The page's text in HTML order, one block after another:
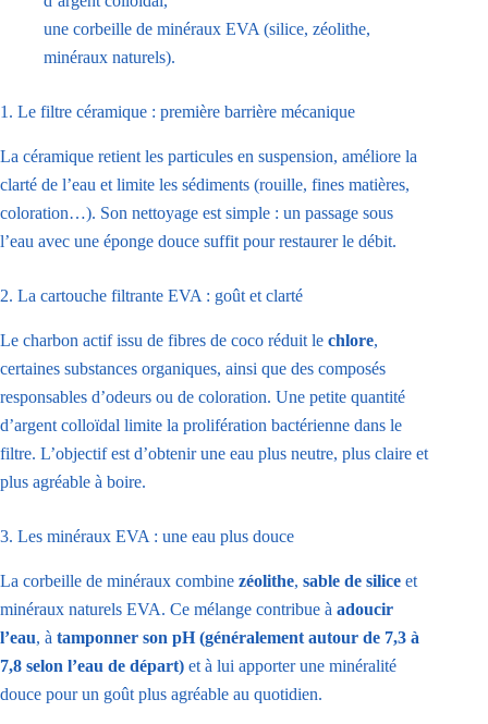
une corbeille de minéraux EVA (silice, zéolithe,
minéraux naturels).
1. Le filtre céramique : première barrière mécanique
La céramique retient les particules en suspension, améliore la
clarté de l’eau et limite les sédiments (rouille, fines matières,
coloration…). Son nettoyage est simple : un passage sous
l’eau avec une éponge douce suffit pour restaurer le débit.
2. La cartouche filtrante EVA : goût et clarté
Le charbon actif issu de fibres de coco réduit le chlore,
certaines substances organiques, ainsi que des composés
responsables d’odeurs ou de coloration. Une petite quantité
d’argent colloïdal limite la prolifération bactérienne dans le
filtre. L’objectif est d’obtenir une eau plus neutre, plus claire et
plus agréable à boire.
3. Les minéraux EVA : une eau plus douce
La corbeille de minéraux combine zéolithe, sable de silice et
minéraux naturels EVA. Ce mélange contribue à adoucir
l’eau, à tamponner son pH (généralement autour de 7,3 à
7,8 selon l’eau de départ) et à lui apporter une minéralité
douce pour un goût plus agréable au quotidien.